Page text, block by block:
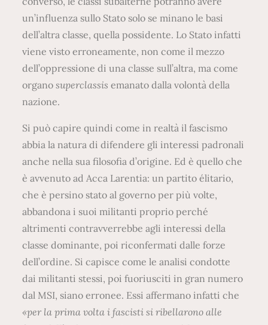
un’influenza sullo Stato solo se minano le basi
dell’altra classe, quella possidente. Lo Stato infatti
viene visto erroneamente, non come il mezzo
dell’oppressione di una classe sull’altra, ma come
organosuperclassis emanato dalla volontà della
nazione.
Si può capire quindi come in realtà il fascismo
abbia la natura di difendere gli interessi padronali
anche nella sua filosofia d’origine. Ed è quello che
è avvenuto ad Acca Larentia: un partito élitario,
che è persino stato al governo per più volte,
abbandona i suoi militanti proprio perché
altrimenti contravverrebbe agli interessi della
classe dominante, poi riconfermati dalle forze
dell’ordine. Si capisce come le analisi condotte
dai militanti stessi, poi fuoriusciti in gran numero
dal MSI, siano erronee. Essi affermano infatti che
«per la prima volta i fascisti si ribellarono alle